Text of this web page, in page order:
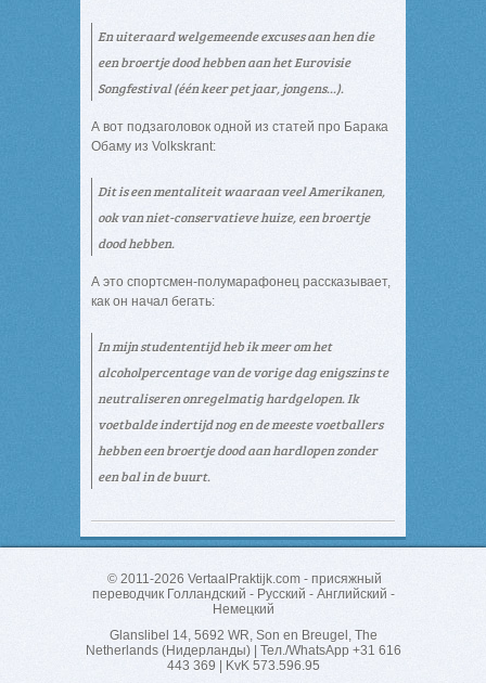
En uiteraard welgemeende excuses aan hen die
een broertje dood hebben aan het Eurovisie
Songfestival (één keer pet jaar, jongens...).
А вот подзаголовок одной из статей про Барака
Обаму из Volkskrant:
Dit is een mentaliteit waaraan veel Amerikanen,
ook van niet-conservatieve huize, een broertje
dood hebben.
А это спортсмен-полумарафонец рассказывает,
как он начал бегать:
In mijn studententijd heb ik meer om het
alcoholpercentage van de vorige dag enigszins te
neutraliseren onregelmatig hardgelopen. Ik
voetbalde indertijd nog en de meeste voetballers
hebben een broertje dood aan hardlopen zonder
een bal in de buurt.
© 2011-2026 VertaalPraktijk.com - присяжный
переводчик Голландский - Русский - Английский -
Немецкий
Glanslibel 14, 5692 WR, Son en Breugel , The
Netherlands (Нидерланды)
| Тел./WhatsApp +31 616
443 369 | KvK 573.596.95